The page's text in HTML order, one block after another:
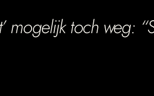
mogelijk toch weg: